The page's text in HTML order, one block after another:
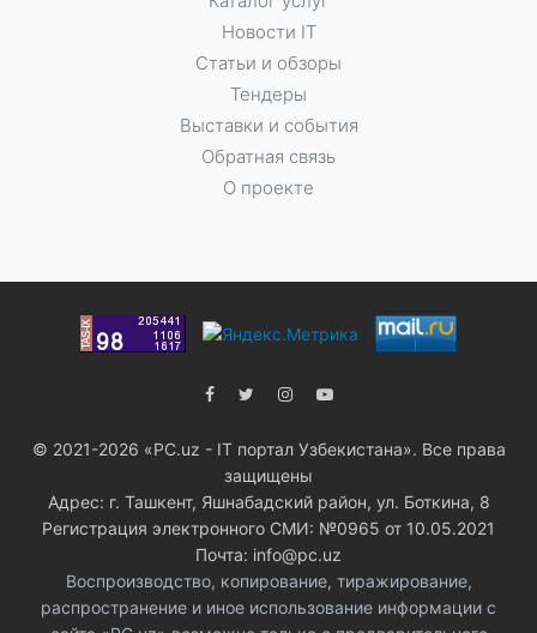
Новости IT
Статьи и обзоры
Тендеры
Выставки и события
Обратная связь
О проекте
© 2021-2026 «PC.uz - IT портал Узбекистана». Все права
защищены
Адрес: г. Ташкент, Яшнабадский район, ул. Боткина, 8
Регистрация электронного СМИ: №0965 от 10.05.2021
Почта: info@pc.uz
Воспроизводство, копирование, тиражирование,
распространение и иное использование информации с